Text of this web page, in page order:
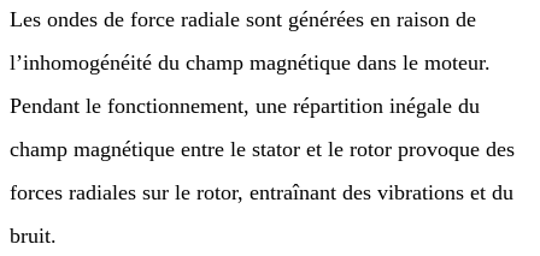
Les ondes de force radiale sont générées en raison de
l’inhomogénéité du champ magnétique dans le moteur.
Pendant le fonctionnement, une répartition inégale du
champ magnétique entre le stator et le rotor provoque des
forces radiales sur le rotor, entraînant des vibrations et du
bruit.